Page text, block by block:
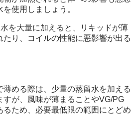
使用しましょう。
を大量に加えると、リキッドが薄
たり、コイルの性能に悪影響が出る
める際は、少量の蒸留水を加える
すが、風味が薄まることやVG/PG
るため、必要最低限の範囲にとどめ